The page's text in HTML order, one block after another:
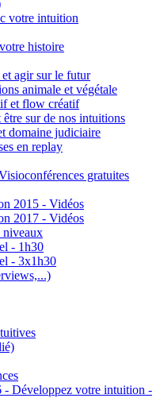
votre intuition
histoire
agir sur le futur
animale et végétale
et flow créatif
sur de nos intuitions
domaine judiciaire
en replay
gratuites
2015 - Vidéos
2017 - Vidéos
niveaux
- 1h30
- 3x1h30
- Développez votre intuition -